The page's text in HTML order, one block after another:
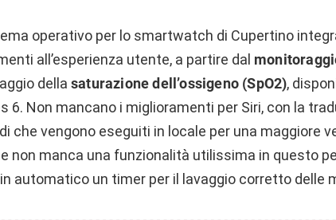
operativo per lo smartwatch di Cupertino
all’esperienza utente, a partire dal
della saturazione dell’ossigeno (SpO2),
6. Non mancano i miglioramenti per Siri, con la
che vengono eseguiti in locale per una maggiore
non manca una funzionalità utilissima in questo
automatico un timer per il lavaggio corretto delle